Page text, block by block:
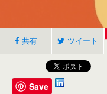
共有 ツイート
Save